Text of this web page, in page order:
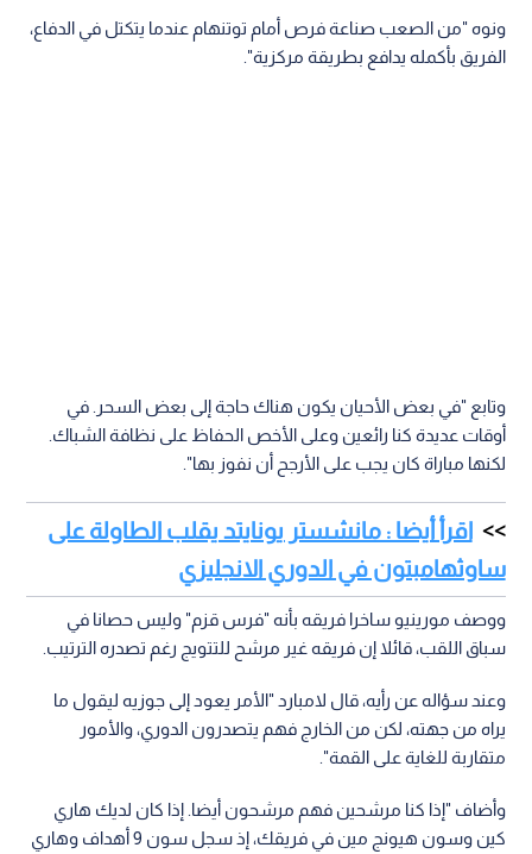
ونوه "من الصعب صناعة فرص أمام توتنهام عندما يتكتل في الدفاع،
الفريق بأكمله يدافع بطريقة مركزية".
وتابع "في بعض الأحيان يكون هناك حاجة إلى بعض السحر. في
أوقات عديدة كنا رائعين وعلى الأخص الحفاظ على نظافة الشباك.
لكنها مباراة كان يجب على الأرجح أن نفوز بها".
اقرأ أيضا : مانشستر يونايتد يقلب الطاولة على
ساوثهامبتون في الدوري الانجليزي
ووصف مورينيو ساخرا فريقه بأنه "فرس قزم" وليس حصانا في
سباق اللقب، قائلا إن فريقه غير مرشح للتتويج رغم تصدره الترتيب.
وعند سؤاله عن رأيه، قال لامبارد "الأمر يعود إلى جوزيه ليقول ما
يراه من جهته، لكن من الخارج فهم يتصدرون الدوري، والأمور
متقاربة للغاية على القمة".
وأضاف "إذا كنا مرشحين فهم مرشحون أيضا. إذا كان لديك هاري
كين وسون هيونج مين في فريقك، إذ سجل سون 9 أهداف وهاري